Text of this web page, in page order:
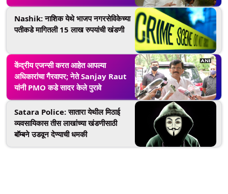
Nashik: नाशिक येथे भाजप नगरसेविकेच्या
पतीकडे मागितली 15 लाख रुपयांची खंडणी
केंद्रीय एजन्सी करत आहेत आपल्या
अधिकारांचा गैरवापर; नेते Sanjay Raut
यांनी PMO कडे सादर केले पुरावे
Satara Police: सातारा येथील मिठाई
व्यवसायिकास तीस लाखांच्या खंडणीसाठी
बॉम्बने उडवून देण्याची धमकी